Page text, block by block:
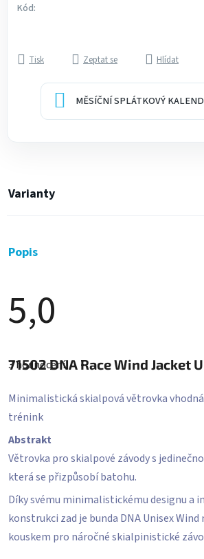
Kód:
Tisk Zeptat se Hlídat
MĚSÍČNÍ SPLÁTKOVÝ
Varianty
Popis
5,0
produktu
z
5
hvězdiček.
3 hodnocení
71502DNA Race Wind Jacket
Minimalistická skialpová větrovka
trénink
Abstrakt
Větrovka pro skialpové závody s
která se přizpůsobí batohu.
Díky svému minimalistickému designu a
konstrukci zad je bunda DNA Unisex
kouskem pro náročné skialpinistické